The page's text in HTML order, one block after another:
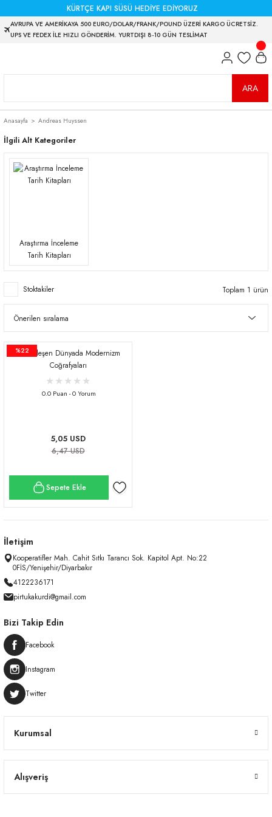
KÜRTÇE KAPI SÜSÜ HEDİYE EDİYORUZ
AVRUPA VE AMERİKAYA 500 EURO/DOLAR/FRANK/POUND ÜZERİ KARGO ÜCRETSİZ.
UPS VE FEDEX İLE HIZLI GÖNDERİM. YURTDIŞI 8-10 GÜN TESLİMAT
ARA
Anasayfa Andreas Huyssen
İlgili Alt Kategoriler
Araştırma İnceleme
Tarih Kitapları
Stoktakiler Toplam 1 ürün
%22
Globalleşen Dünyada Modernizm
Coğrafyaları
0.0 Puan - 0 Yorum
5,05 USD
6,47 USD
Sepete Ekle
İletişim
Kooperatifler Mah. Cahit Sıtkı Tarancı Sok. Kapitol Apt. No:22
0FİS/Yenişehir/Diyarbakır
4122236171
pirtukakurdi@gmail.com
Kurumsal
Alışveriş
Bizi Takip Edin
Facebook
Instagram
Twitter